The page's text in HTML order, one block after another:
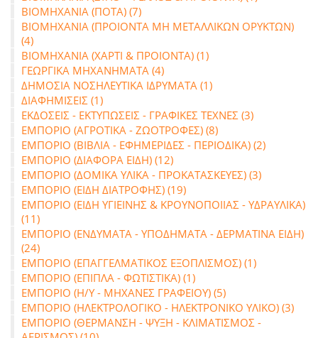
ΒΙΟΜΗΧΑΝΙΑ (ΠΟΤΑ) (7)
ΒΙΟΜΗΧΑΝΙΑ (ΠΡΟΙΟΝΤΑ ΜΗ ΜΕΤΑΛΛΙΚΩΝ ΟΡΥΚΤΩΝ)
(4)
ΒΙΟΜΗΧΑΝΙΑ (ΧΑΡΤΙ & ΠΡΟΙΟΝΤΑ) (1)
ΓΕΩΡΓΙΚΑ ΜΗΧΑΝΗΜΑΤΑ (4)
ΔΗΜΟΣΙΑ ΝΟΣΗΛΕΥΤΙΚΑ ΙΔΡΥΜΑΤΑ (1)
ΔΙΑΦΗΜΙΣΕΙΣ (1)
ΕΚΔΟΣΕΙΣ - ΕΚΤΥΠΩΣΕΙΣ - ΓΡΑΦΙΚΕΣ ΤΕΧΝΕΣ (3)
ΕΜΠΟΡΙΟ (ΑΓΡΟΤΙΚΑ - ΖΩΟΤΡΟΦΕΣ) (8)
ΕΜΠΟΡΙΟ (ΒΙΒΛΙΑ - ΕΦΗΜΕΡΙΔΕΣ - ΠΕΡΙΟΔΙΚΑ) (2)
ΕΜΠΟΡΙΟ (ΔΙΑΦΟΡΑ ΕΙΔΗ) (12)
ΕΜΠΟΡΙΟ (ΔΟΜΙΚΑ ΥΛΙΚΑ - ΠΡΟΚΑΤΑΣΚΕΥΕΣ) (3)
ΕΜΠΟΡΙΟ (ΕΙΔΗ ΔΙΑΤΡΟΦΗΣ) (19)
ΕΜΠΟΡΙΟ (ΕΙΔΗ ΥΓΙΕΙΝΗΣ & ΚΡΟΥΝΟΠΟΙΙΑΣ - ΥΔΡΑΥΛΙΚΑ)
(11)
ΕΜΠΟΡΙΟ (ΕΝΔΥΜΑΤΑ - ΥΠΟΔΗΜΑΤΑ - ΔΕΡΜΑΤΙΝΑ ΕΙΔΗ)
(24)
ΕΜΠΟΡΙΟ (ΕΠΑΓΓΕΛΜΑΤΙΚΟΣ ΕΞΟΠΛΙΣΜΟΣ) (1)
ΕΜΠΟΡΙΟ (ΕΠΙΠΛΑ - ΦΩΤΙΣΤΙΚΑ) (1)
ΕΜΠΟΡΙΟ (Η/Υ - ΜΗΧΑΝΕΣ ΓΡΑΦΕΙΟΥ) (5)
ΕΜΠΟΡΙΟ (ΗΛΕΚΤΡΟΛΟΓΙΚΟ - ΗΛΕΚΤΡΟΝΙΚΟ ΥΛΙΚΟ) (3)
ΕΜΠΟΡΙΟ (ΘΕΡΜΑΝΣΗ - ΨΥΞΗ - ΚΛΙΜΑΤΙΣΜΟΣ -